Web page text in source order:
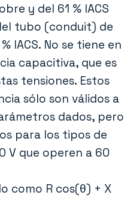
y del 61 % IACS
tubo (conduit) de
IACS. No se tiene en
capacitiva, que es
tensiones. Estos
sólo son válidos a
dados, pero
para los tipos de
V que operen a 60
como R cos(θ) + X